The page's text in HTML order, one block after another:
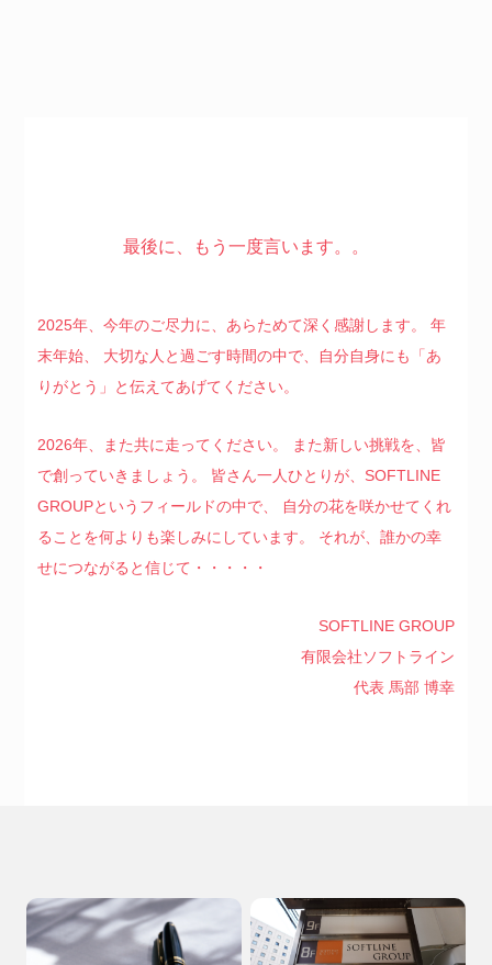
最後に、もう一度言います。。
2025年、今年のご尽力に、あらためて深く感謝します。
年
末年始、
大切な人と過ごす時間の中で、自分自身にも「あ
りがとう」と伝えてあげてください。
2026年、また共に走ってください。
また新しい挑戦を、皆
で創っていきましょう。
皆さん一人ひとりが、SOFTLINE
GROUPというフィールドの中で、
自分の花を咲かせてくれ
ることを何よりも楽しみにしています。
それが、誰かの幸
せにつながると信じて・・・・・
SOFTLINE GROUP
有限会社ソフトライン
代表 馬部 博幸